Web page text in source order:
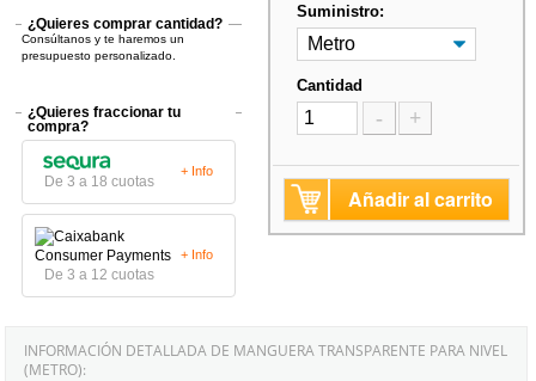
¿Quieres comprar cantidad?
Consúltanos y te haremos un
presupuesto personalizado.
¿Quieres fraccionar tu
compra?
De 3 a 18 cuotas
+ Info
De 3 a 12 cuotas
+ Info
Suministro:
Cantidad
- +
Añadir al carrito
INFORMACIÓN DETALLADA DE MANGUERA TRANSPARENTE PARA NIVEL
(METRO):